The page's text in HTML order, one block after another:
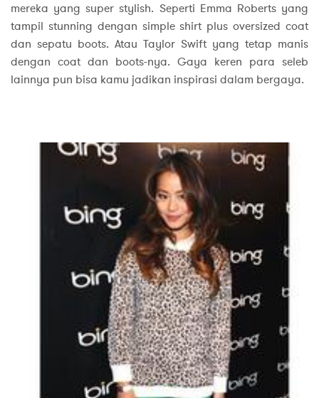
mereka yang super stylish. Seperti Emma Roberts yang
tampil stunning dengan simple shirt plus oversized coat
dan sepatu boots. Atau Taylor Swift yang tetap manis
dengan coat dan boots-nya. Gaya keren para seleb
lainnya pun bisa kamu jadikan inspirasi dalam bergaya.